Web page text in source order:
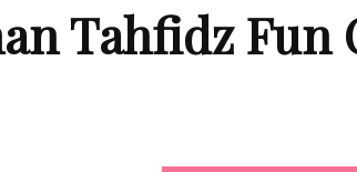
Tahfidz Fun